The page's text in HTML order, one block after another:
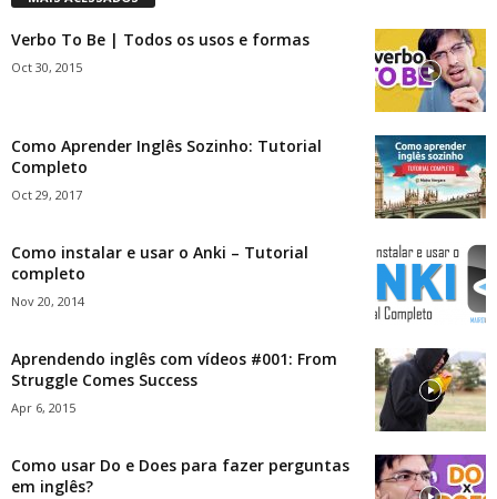
Verbo To Be | Todos os usos e formas
Oct 30, 2015
Como Aprender Inglês Sozinho: Tutorial
Completo
Oct 29, 2017
Como instalar e usar o Anki – Tutorial
completo
Nov 20, 2014
Aprendendo inglês com vídeos #001: From
Struggle Comes Success
Apr 6, 2015
Como usar Do e Does para fazer perguntas
em inglês?